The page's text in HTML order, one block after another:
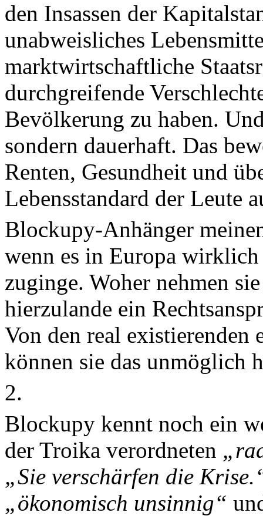
den Insassen der
unabweisliches
marktwirtschaftliche
durchgreifende
Bevölkerung zu haben.
sondern dauerhaft. Das
Renten, Gesundheit und
Lebensstandard der Leute
Blockupy-Anhänger
wenn es in Europa
zuginge. Woher nehmen
hierzulande ein
Von den real existierenden
können sie das unmöglich
2.
Blockupy kennt noch ein
der Troika verordneten
„Sie verschärfen die
„ökonomisch unsinnig“